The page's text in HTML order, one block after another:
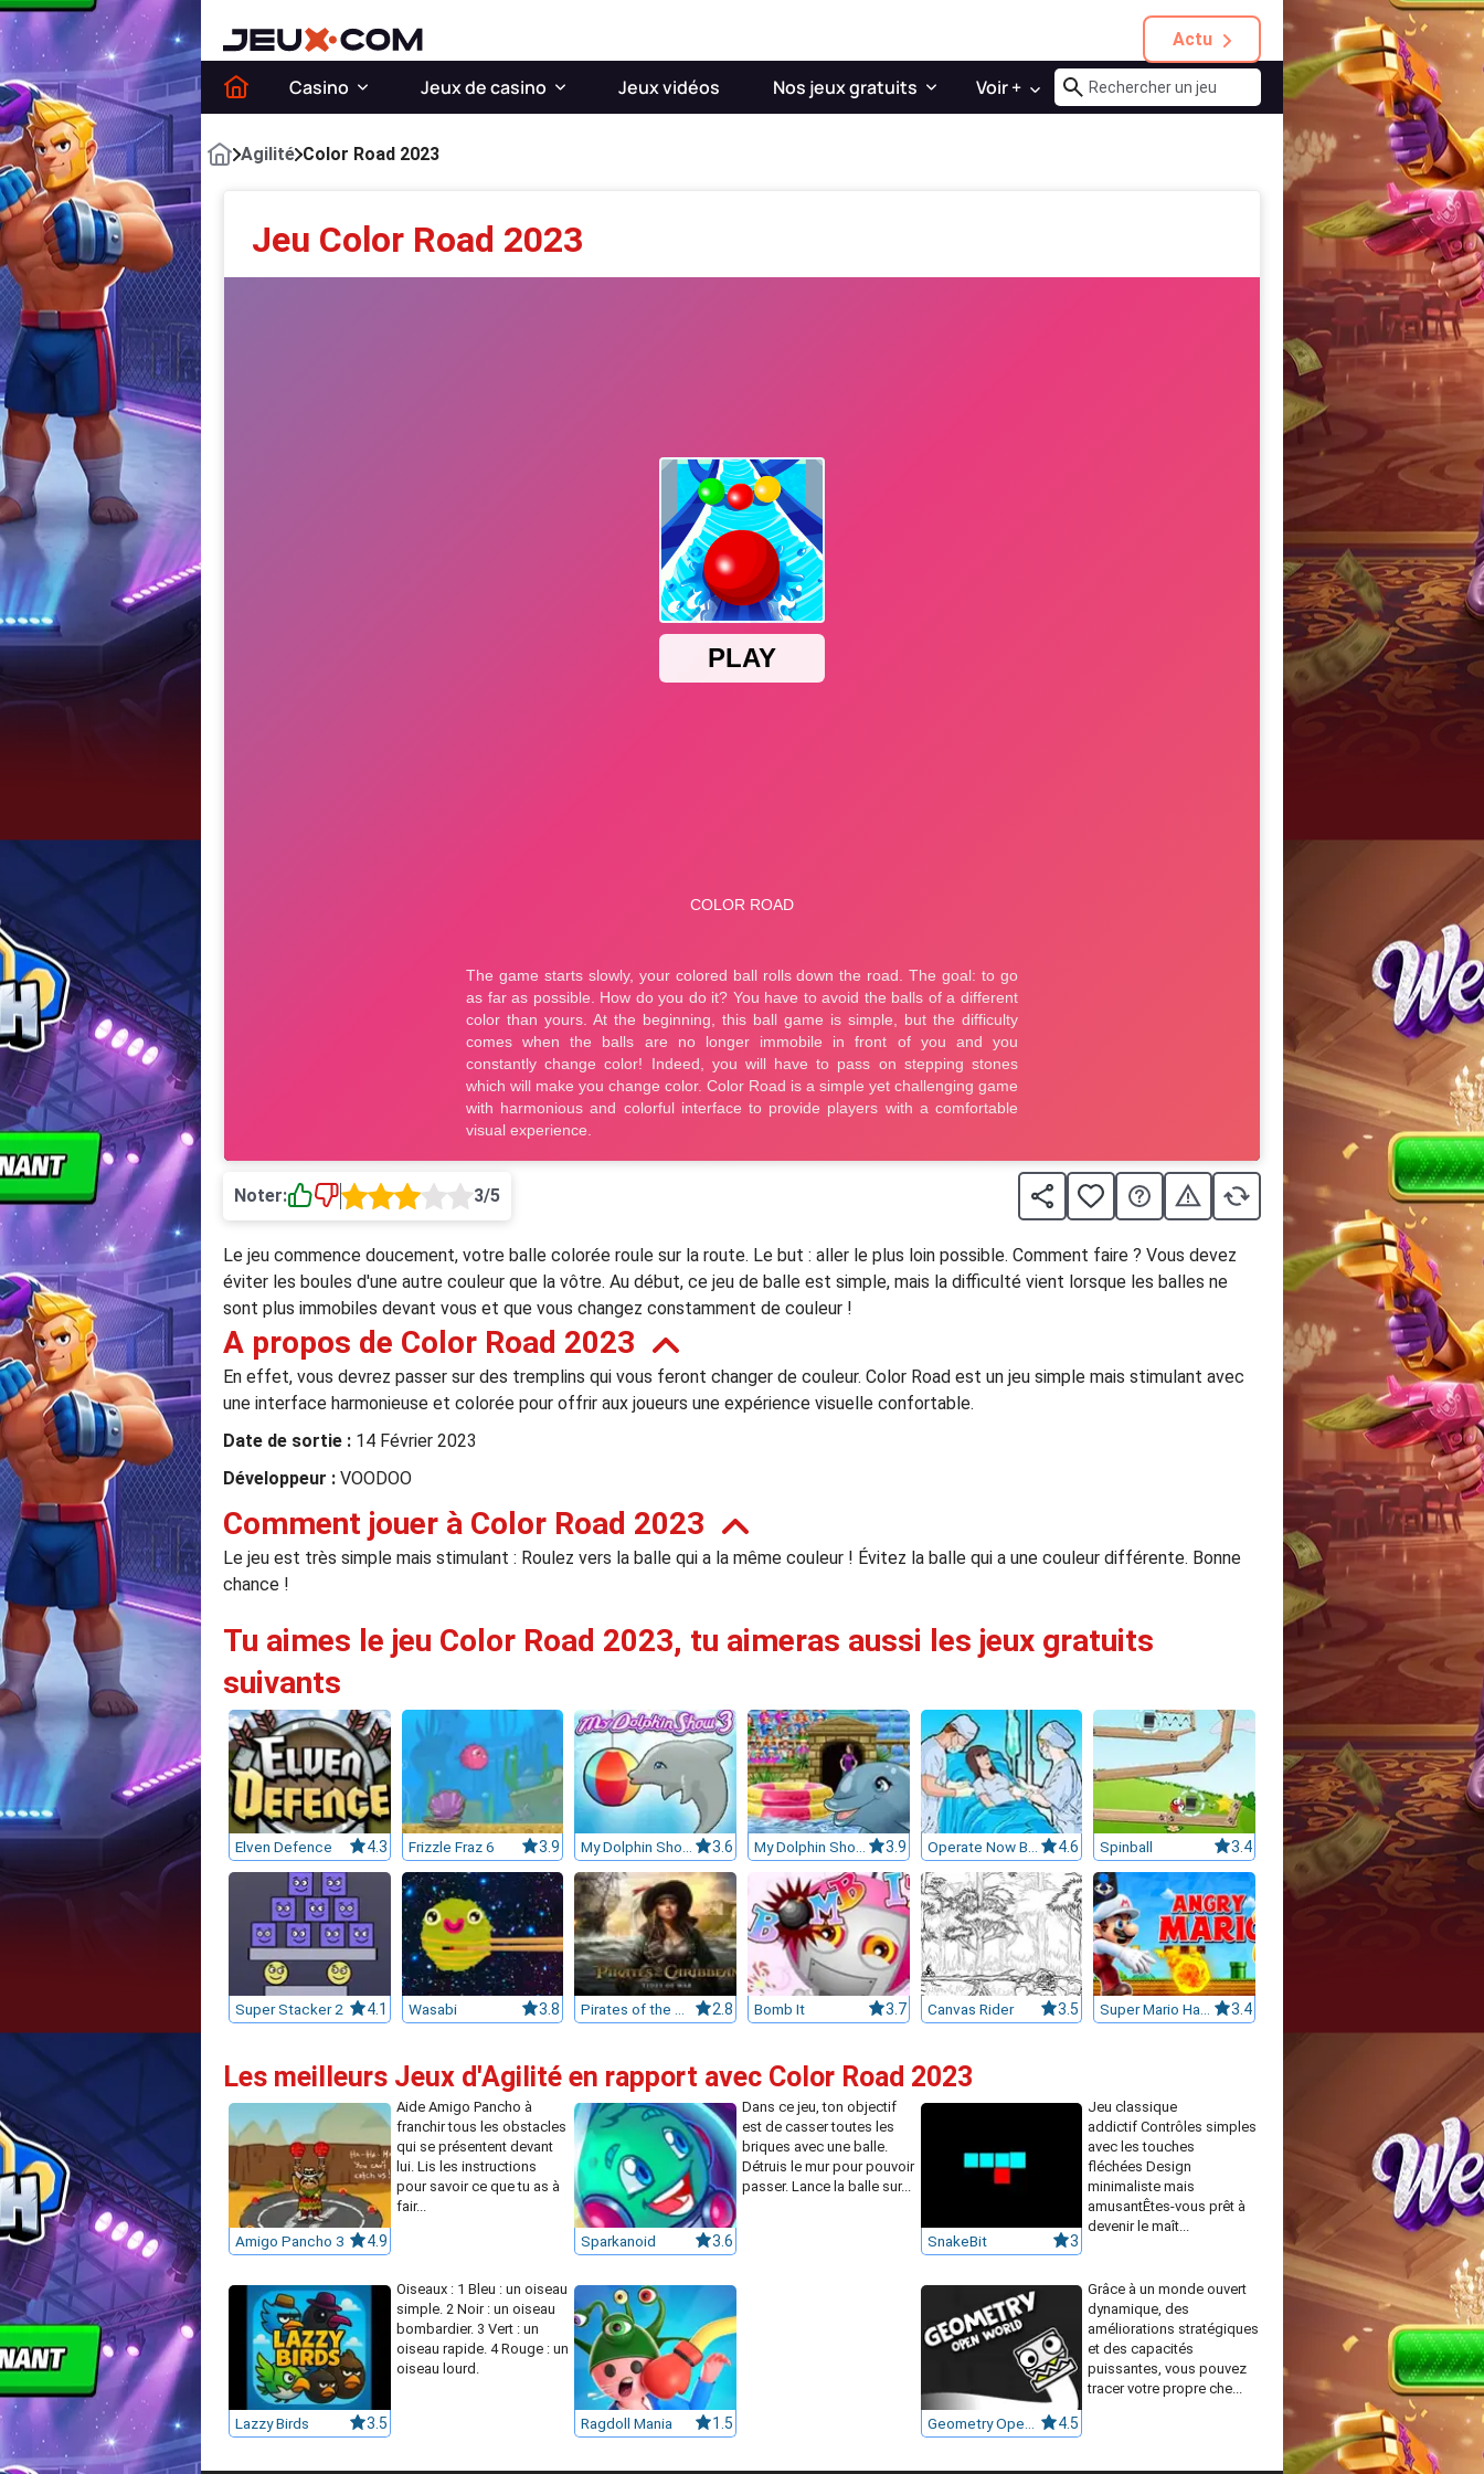
Actu
Casino Jeux de casino Jeux vidéos Nos jeux gratuits Voir +
Agilité Color Road 2023
Jeu Color Road 2023
Noter: 3/5
Le jeu commence doucement, votre balle colorée roule sur la route. Le but : aller le plus loin possible. Comment faire ? Vous devez
éviter les boules d'une autre couleur que la vôtre. Au début, ce jeu de balle est simple, mais la difficulté vient lorsque les balles ne
sont plus immobiles devant vous et que vous changez constamment de couleur !
A propos de Color Road 2023
En effet, vous devrez passer sur des tremplins qui vous feront changer de couleur. Color Road est un jeu simple mais stimulant avec
une interface harmonieuse et colorée pour offrir aux joueurs une expérience visuelle confortable.
Date de sortie : 14 Février 2023
Développeur : VOODOO
Comment jouer à Color Road 2023
Le jeu est très simple mais stimulant : Roulez vers la balle qui a la même couleur ! Évitez la balle qui a une couleur différente. Bonne
chance !
Tu aimes le jeu Color Road 2023, tu aimeras aussi les jeux gratuits
suivants
Elven Defence 4.3 Frizzle Fraz 6 3.9 My Dolphin Show 3 3.6 My Dolphin Show 6 3.9 Operate Now Brain Surgery 4.6 Spinball 3.4
Super Stacker 2 4.1 Wasabi 3.8 Pirates of the Caribbean 2.8 Bomb It 3.7 Canvas Rider 3.5 Super Mario Halloween 3.4
Les meilleurs Jeux d'Agilité en rapport avec Color Road 2023
Amigo Pancho 3 4.9
Aide Amigo Pancho à
franchir tous les obstacles
qui se présentent devant
lui. Lis les instructions
pour savoir ce que tu as à
fair...
Sparkanoid 3.6
Dans ce jeu, ton objectif
est de casser toutes les
briques avec une balle.
Détruis le mur pour pouvoir
passer. Lance la balle sur...
SnakeBit 3
Jeu classique
addictif Contrôles simples
avec les touches
fléchées Design
minimaliste mais
amusantÊtes-vous prêt à
devenir le maît...
Lazzy Birds 3.5
Oiseaux : 1 Bleu : un oiseau
simple. 2 Noir : un oiseau
bombardier. 3 Vert : un
oiseau rapide. 4 Rouge : un
oiseau lourd.
Ragdoll Mania 1.5 4.5
Grâce à un monde ouvert
dynamique, des
améliorations stratégiques
et des capacités
puissantes, vous pouvez
tracer votre propre che...